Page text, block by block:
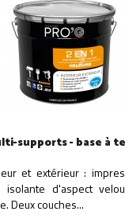
supports - base à
et extérieur :
isolante d'aspect
Deux couches...